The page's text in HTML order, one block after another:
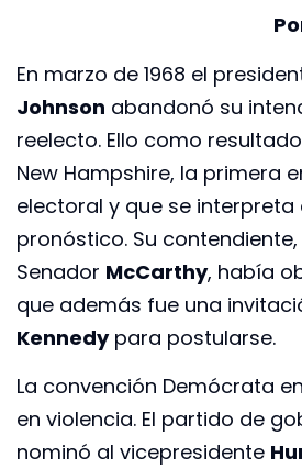
En marzo de 1968 el
Johnson abandonó su
reelecto. Ello como
New Hampshire, la primera
electoral y que se
pronóstico. Su contendiente,
Senador McCarthy, había
que además fue una
Kennedypara postularse.
La convención Demócrata
en violencia. El partido de
nominó al vicepresidente